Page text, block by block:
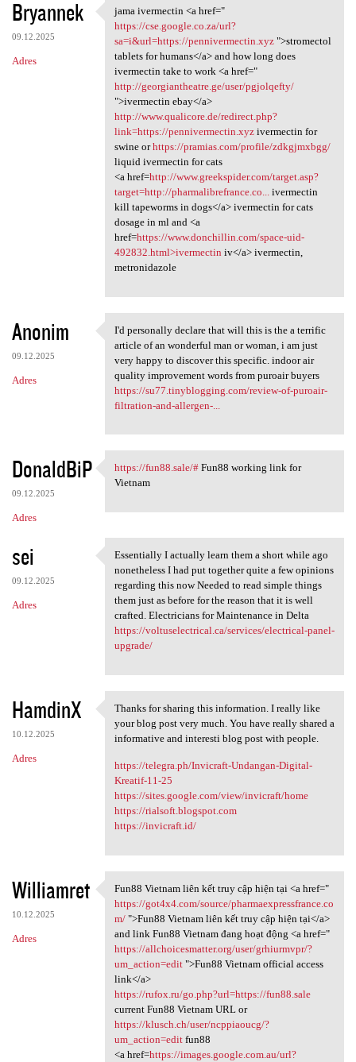
Bryannek
09.12.2025
Adres
jama ivermectin <a href="
jama ivermectin <a href="
https://cse.google.co.za/url?
sa=i&url=https://pennivermectin.xyz">stromectol
tablets for humans</a> and how long does
ivermectin take to work <a href="
http://georgiantheatre.ge/user/pgjolqefty/
">ivermectin ebay</a>
http://www.qualicore.de/redirect.php?
link=https://pennivermectin.xyzivermectin for
swine orhttps://pramias.com/profile/zdkgjmxbgg/
liquid ivermectin for cats
<a href=http://www.greekspider.com/target.asp?
target=http://pharmalibrefrance.co...
ivermectin
kill tapeworms in dogs</a> ivermectin for cats
dosage in ml and <a
href=https://www.donchillin.com/space-uid-
492832.html>ivermectin iv</a> ivermectin,
metronidazole
Anonim
09.12.2025
Adres
I'd personally declare that
I'd personally declare that will this is the a terrific
article of an wonderful man or woman, i am just
very happy to discover this specific. indoor air
quality improvement words from puroair buyers
https://su77.tinyblogging.com/review-of-puroair-
filtration-and-allergen-...
DonaldBiP
09.12.2025
Adres
https://fun88.sale/# Fun88
https://fun88.sale/#Fun88 working link for
Vietnam
sei
09.12.2025
Adres
Essentially I actually learn
Essentially I actually learn them a short while ago
nonetheless I had put together quite a few opinions
regarding this now Needed to read simple things
them just as before for the reason that it is well
crafted. Electricians for Maintenance in Delta
https://voltuselectrical.ca/services/electrical-panel-
upgrade/
HamdinX
10.12.2025
Adres
Thanks for sharing this
Thanks for sharing this information. I really like
your blog post very much. You have really shared a
informative and interesti blog post with people.
https://telegra.ph/Invicraft-Undangan-Digital-
Kreatif-11-25
https://sites.google.com/view/invicraft/home
https://rialsoft.blogspot.com
https://invicraft.id/
Williamret
10.12.2025
Adres
Fun88 Vietnam liên kết truy
Fun88 Vietnam liên kết truy cập hiện tại <a href="
https://got4x4.com/source/pharmaexpressfrance.co
m/">Fun88 Vietnam liên kết truy cập hiện tại</a>
and link Fun88 Vietnam đang hoạt động <a href="
https://allchoicesmatter.org/user/grhiurmvpr/?
um_action=edit">Fun88 Vietnam official access
link</a>
https://rufox.ru/go.php?url=https://fun88.sale
current Fun88 Vietnam URL or
https://klusch.ch/user/ncppiaoucg/?
um_action=editfun88
<a href=https://images.google.com.au/url?